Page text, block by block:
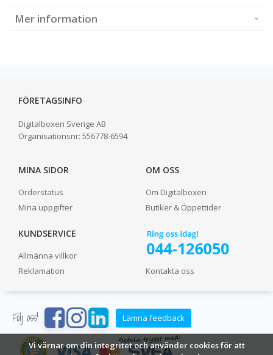
Vi värnar om din integritet och använder cookies för att
Mer information
FÖRETAGSINFO
Digitalboxen Sverige AB
Organisationsnr: 556778-6594
MINA SIDOR
Orderstatus
Mina uppgifter
OM OSS
Om Digitalboxen
Butiker & Öppettider
KUNDSERVICE
Allmänna villkor
Reklamation
Kontakta oss
Följ oss! Lämna feedback